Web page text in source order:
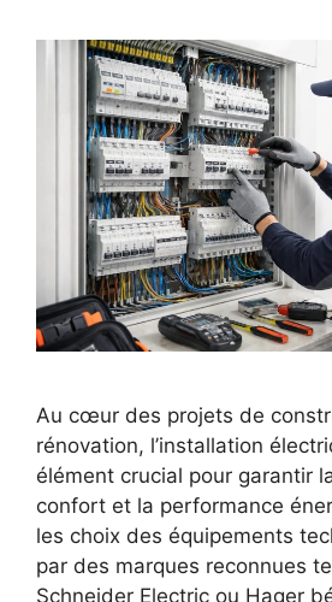
Au cœur des projets de
rénovation, l’installation
élément crucial pour garantir
confort et la performance
les choix des équipements
par des marques reconnues
Schneider Electric ou Hager